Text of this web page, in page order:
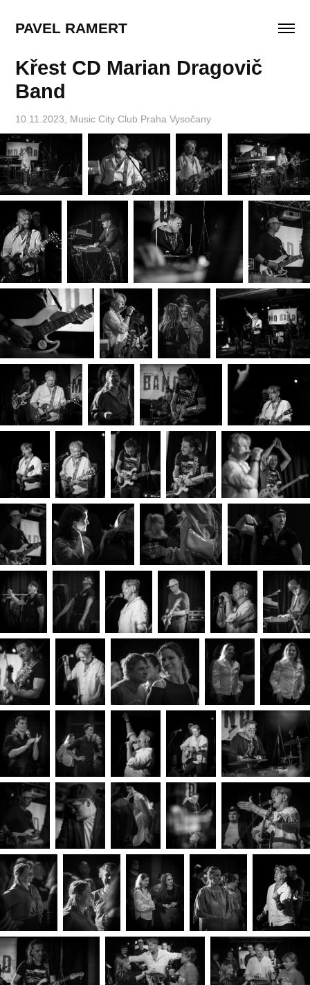
PAVEL RAMERT
Křest CD Marian Dragovič
Band
10.11.2023, Music City Club Praha Vysočany